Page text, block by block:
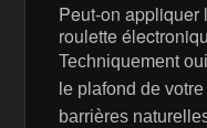
Peut-on appliquer
roulette
Techniquement
le plafond de
barrières